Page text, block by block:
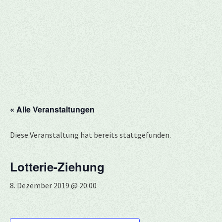
« Alle Veranstaltungen
Diese Veranstaltung hat bereits stattgefunden.
Lotterie-Ziehung
8. Dezember 2019 @ 20:00